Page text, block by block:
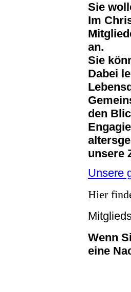
Sie
Im
an.
Sie
Dabei
den
unsere
Unsere
Hier
Wenn
eine